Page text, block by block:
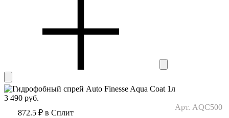
3 490 руб.
Арт. AQC500
872.5 ₽ в Сплит